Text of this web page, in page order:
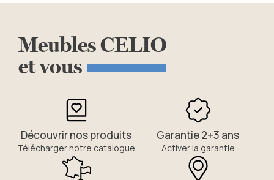
MeublesCELIO
etvous
Découvrir nos produits
Télécharger notre catalogue
Garantie 2+3 ans
Activer la garantie